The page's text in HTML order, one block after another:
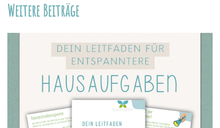
Weitere Beiträge